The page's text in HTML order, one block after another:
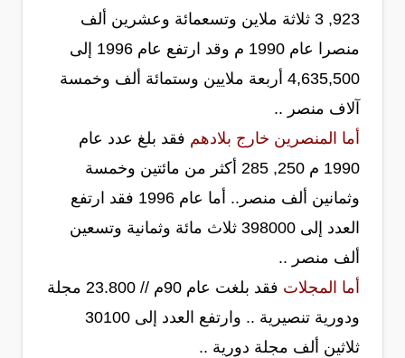
923, 3 ثلاثة ملاين وتسعمائة وعشرين ألف
منصرا عام 1990 م وقد ارتفع عام 1996 إلى
4,635,500 أربعة ملايين وستمائة ألف وخمسة
آلاف منصر ..
أما المنصرين خارج بلادهم فقد بلغ عدد عام
1990 م 250, 285 أكثر من مائتين وخمسة
وثمانين ألف منصر.. أما عام 1996 فقد ارتفع
العدد إلى 398000 ثلاث مائة وثمانية وتسعين
ألف منصر ..
أما المجلات
فقد بلغت عام 90م // 23.800 مجلة
ودورية تنصيرية .. وارتفع العدد إلى 30100
ثلاثين ألف مجلة دورية ..